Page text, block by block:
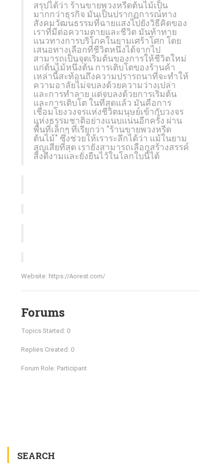
สรุปได้ว่า ร้านขายพวงหรีดต้นไม้เป็น
มากกว่าธุรกิจ มันเป็นปรากฏการณ์ทาง
สังคมวัฒนธรรมที่ฉายแสงไปยังวิธีคิดของ
เราที่มีต่อความตายและชีวิต มันท้าทาย
แนวทางการบริโภคในยามเศร้าโศก โดย
เสนอทางเลือกที่ชีวิตหนึ่งได้จากไป
สามารถเป็นจุดเริ่มต้นของการให้ชีวิตใหม่
แก่ต้นไม้หนึ่งต้น การเติบโตของร้านค้า
เหล่านี้สะท้อนถึงความปรารถนาที่จะทำให้
ความอาลัยไม่จบลงด้วยความว่างเปล่า
และการทำลาย แต่จบลงด้วยการเริ่มต้น
และการเติบโต ในที่สุดแล้ว มันคือการ
เชื่อมโยงวงจรแห่งชีวิตมนุษย์เข้ากับวงจร
แห่งธรรมชาติอย่างแนบแน่นอีกครั้ง ผ่าน
พื้นที่เล็กๆ ที่เรียกว่า "ร้านขายพวงหรีด
ต้นไม้" ซึ่งช่วยให้เราระลึกได้ว่า แม้ในยาม
สูญเสียที่สุด เรายังสามารถเลือกสร้างสรรค์
สิ่งดีงามและยั่งยืนไว้ในโลกใบนี้ได้
Website: https://Aorest.com/
Forums
Topics Started: 0
Replies Created: 0
Forum Role: Participant
SEARCH